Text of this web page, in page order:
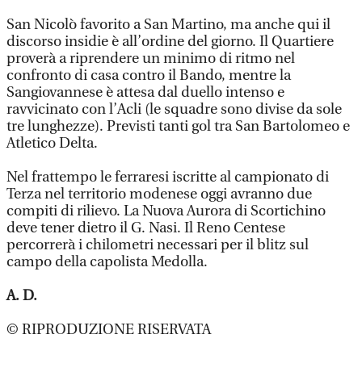
San Nicolò favorito a San Martino, ma anche qui il
discorso insidie è all’ordine del giorno. Il Quartiere
proverà a riprendere un minimo di ritmo nel
confronto di casa contro il Bando, mentre la
Sangiovannese è attesa dal duello intenso e
ravvicinato con l’Acli (le squadre sono divise da sole
tre lunghezze). Previsti tanti gol tra San Bartolomeo e
Atletico Delta.
Nel frattempo le ferraresi iscritte al campionato di
Terza nel territorio modenese oggi avranno due
compiti di rilievo. La Nuova Aurora di Scortichino
deve tener dietro il G. Nasi. Il Reno Centese
percorrerà i chilometri necessari per il blitz sul
campo della capolista Medolla.
A. D.
© RIPRODUZIONE RISERVATA